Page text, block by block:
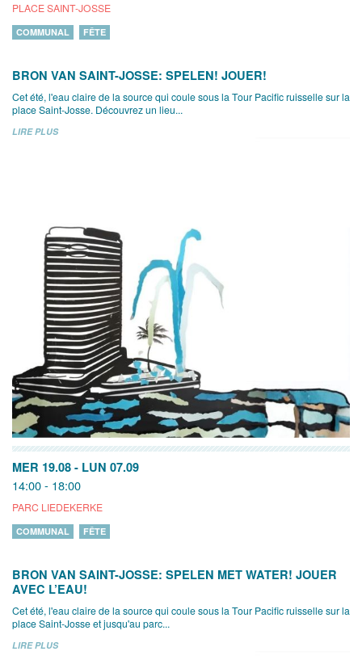
PLACE SAINT-JOSSE
COMMUNAL FÊTE
BRON VAN SAINT-JOSSE: SPELEN! JOUER!
Cet été, l'eau claire de la source qui coule sous la Tour Pacific ruisselle sur la
place Saint-Josse. Découvrez un lieu...
LIRE PLUS
MER 19.08 - LUN 07.09
14:00 - 18:00
PARC LIEDEKERKE
COMMUNAL FÊTE
BRON VAN SAINT-JOSSE: SPELEN MET WATER! JOUER
AVEC L’EAU!
Cet été, l'eau claire de la source qui coule sous la Tour Pacific ruisselle sur la
place Saint-Josse et jusqu'au parc...
LIRE PLUS